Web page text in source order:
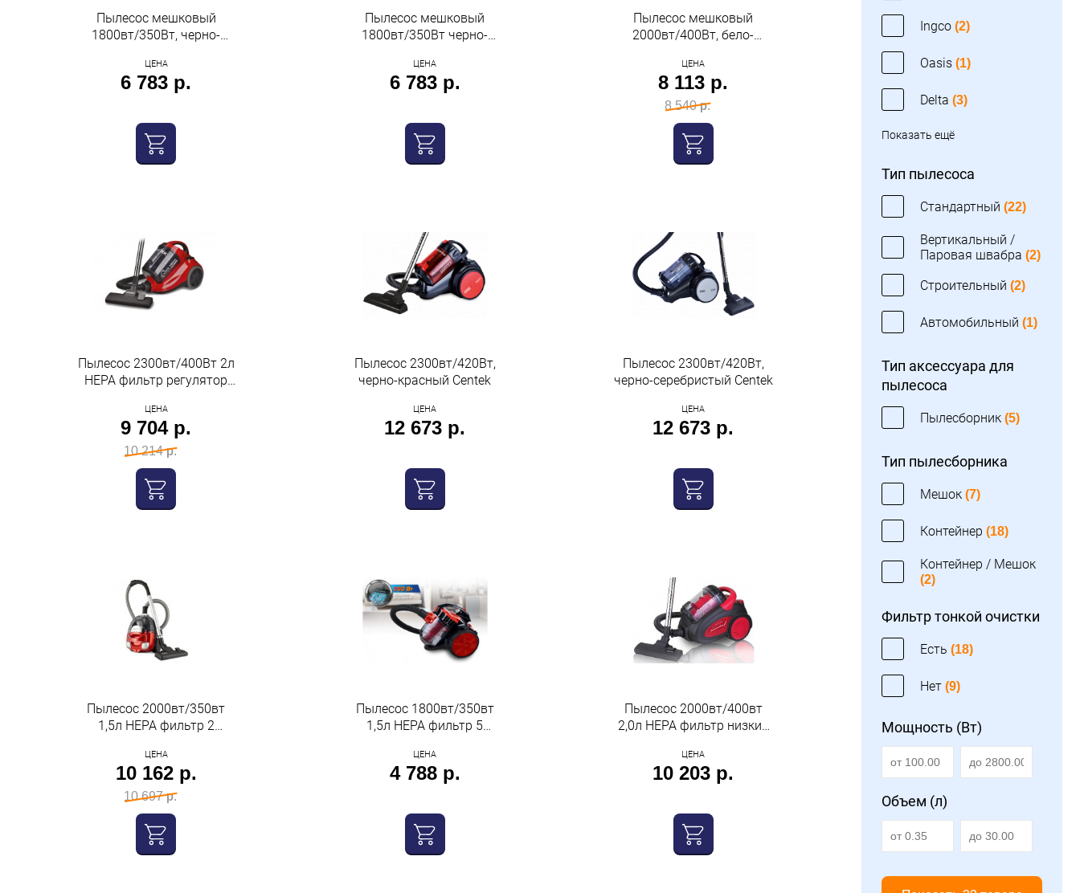
Ingco (2)
Oasis (1)
Delta (3)
Показать ещё
Тип пылесоса
Стандартный (22)
Вертикальный /
Паровая швабра (2)
Строительный (2)
Автомобильный (1)
Тип аксессуара для
пылесоса
Пылесборник (5)
Тип пылесборника
Мешок (7)
Контейнер (18)
Контейнер / Мешок
(2)
Фильтр тонкой очистки
Есть (18)
Нет (9)
Мощность (Вт)
Объем (л)
Пылесос мешковый
1800вт/350Вт, черно-
ЦЕНА
6 783 р.
Пылесос мешковый
1800вт/350Вт черно-
ЦЕНА
6 783 р.
Пылесос мешковый
2000вт/400Вт, бело-
ЦЕНА
8 113 р.
8 540 р.
Пылесос 2300вт/400Вт 2л
HEPA фильтр регулятор
черный Centek
ЦЕНА
9 704 р.
10 214 р.
Пылесос 2300вт/420Вт,
черно-красный Centek
ЦЕНА
12 673 р.
Пылесос 2300вт/420Вт,
черно-серебристый Centek
ЦЕНА
12 673 р.
Пылесос 2000вт/350вт
1,5л HEPA фильтр 2
Centek
ЦЕНА
10 162 р.
10 697 р.
Пылесос 1800вт/350вт
1,5л HEPA фильтр 5
фильтрации низкий
уровень шума красно-
ЦЕНА
4 788 р.
Пылесос 2000вт/400вт
2,0л HEPA фильтр низкий
мягкого пуска красно-
черный Centek
ЦЕНА
10 203 р.